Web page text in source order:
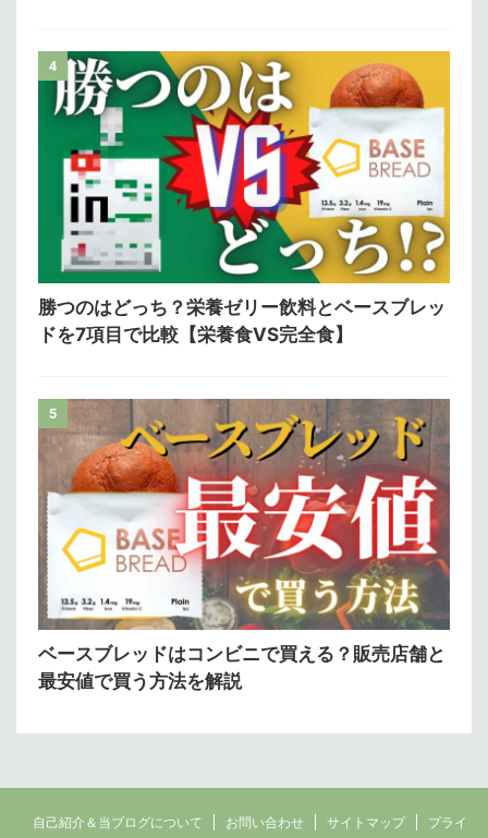
4
勝つのはどっち？栄養ゼリー飲料とベースブレッ
ドを7項目で比較【栄養食VS完全食】
5
ベースブレッドはコンビニで買える？販売店舗と
最安値で買う方法を解説
自己紹介＆当ブログについて お問い合わせ サイトマップ
プライ